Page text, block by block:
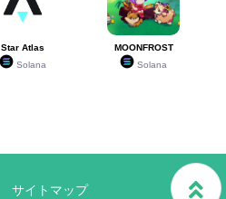
Star Atlas
Solana
MOONFROST
Solana
サイトマップ